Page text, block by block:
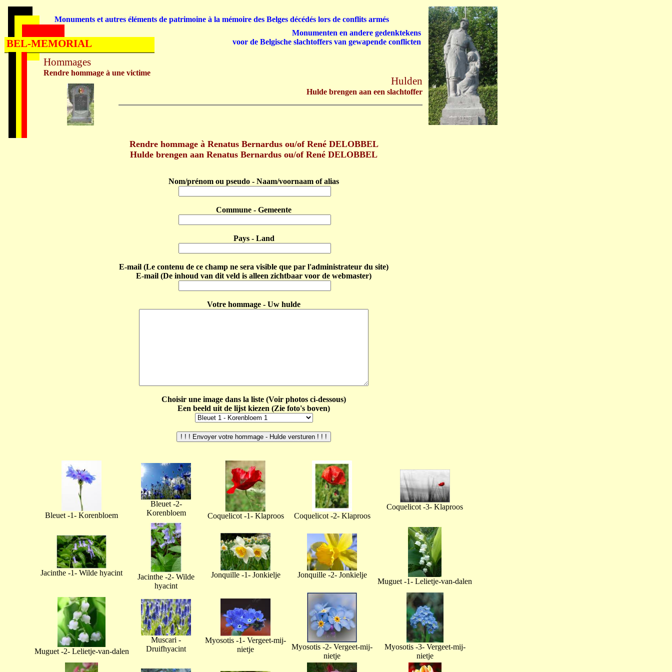
Rendre hommage à Renatus Bernardus ou/of René DELOBBEL
Hulde brengen aan Renatus Bernardus ou/of René DELOBBEL
Nom/prénom ou pseudo - Naam/voornaam of alias
Commune - Gemeente
Pays - Land
E-mail (Le contenu de ce champ ne sera visible que par l'administrateur du site)
E-mail (De inhoud van dit veld is alleen zichtbaar voor de webmaster)
Votre hommage - Uw hulde
Choisir une image dans la liste (Voir photos ci-dessous)
Een beeld uit de lijst kiezen (Zie foto's boven)
Bleuet -1- Korenbloem
Bleuet -2-
Korenbloem
Coquelicot -1- Klaproos Coquelicot -2- Klaproos
Coquelicot -3- Klaproos
Jacinthe -1- Wilde hyacint
Jacinthe -2- Wilde
hyacint
Jonquille -1- Jonkielje Jonquille -2- Jonkielje
Muguet -1- Lelietje-van-dalen
Muguet -2- Lelietje-van-dalen
Muscari -
Druifhyacint
Myosotis -1- Vergeet-mij-
nietje
Myosotis -2- Vergeet-mij-
nietje
Myosotis -3- Vergeet-mij-
nietje
Hommages
Rendre hommage à une victime
Hulden
Hulde brengen aan een slachtoffer
Monuments et autres éléments de patrimoine à la mémoire des Belges décédés lors de conflits armés
Monumenten en andere gedenktekens
voor de Belgische slachtoffers van gewapende conflicten
BEL-MEMORIAL